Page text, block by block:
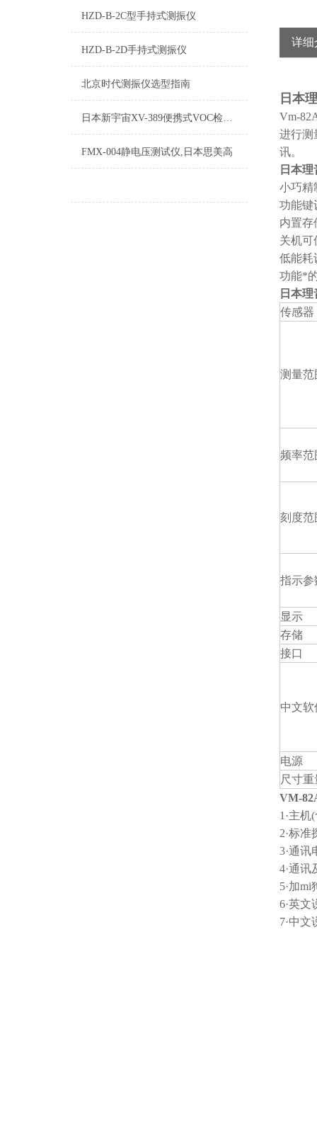
HZD-B-2C型手持式测振仪
HZD-B-2D手持式测振仪
北京时代测振仪选型指南
日本新宇宙XV-389便携式VOC检测仪
FMX-004静电压测试仪,日本思美高
详细
日本
Vm-
进行测
讯。
日本
小巧精
功能键
内置存
关机可
低能耗
功能*
日本
传感器
测量范
频率范
刻度范
指示参
显示
存储
接口
中文软
电源
尺寸重
VM-
1·
2·标
3·
4·
5·
6·
7·